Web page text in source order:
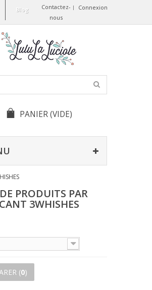
Connexion
Contactez-
nous
Blog
PANIER(VIDE)
PRODUITS PAR
3WHISHES
(0)